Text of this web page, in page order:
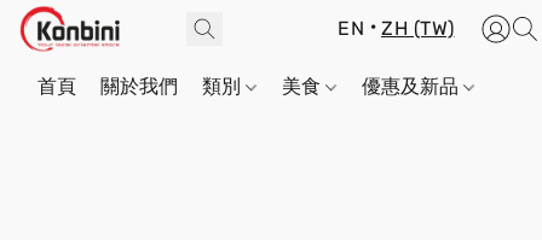
EN ZH (TW)
首頁 關於我們 類別 美食 優惠及新品